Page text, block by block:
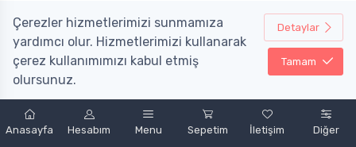
Anasayfa Hesabım Menu Sepetim İletişim Diğer
by nopCommerce Mobint Bilişim A.Ş.
Çerezler hizmetlerimizi sunmamıza
yardımcı olur. Hizmetlerimizi kullanarak
çerez kullanımımızı kabul etmiş
olursunuz.
Detaylar
Tamam